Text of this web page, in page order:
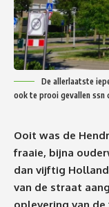
De allerlaatste
ook te prooi gevallen ssn
Ooit was de
fraaie, bijna
dan vijftig
van de straat